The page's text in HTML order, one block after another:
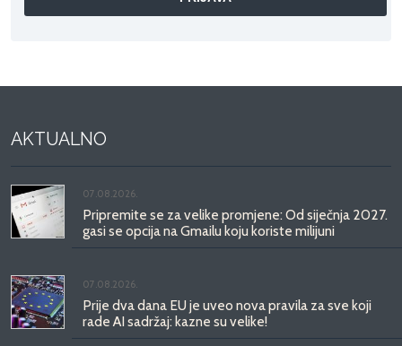
AKTUALNO
07.08.2026.
Pripremite se za velike promjene: Od siječnja 2027.
gasi se opcija na Gmailu koju koriste milijuni
07.08.2026.
Prije dva dana EU je uveo nova pravila za sve koji
rade AI sadržaj: kazne su velike!